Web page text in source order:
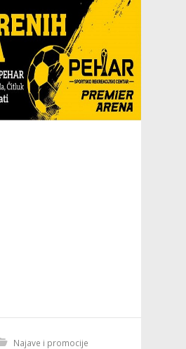
Najave i promocije